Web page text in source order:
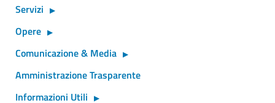
Servizi
Opere
Comunicazione & Media
Amministrazione Trasparente
Informazioni Utili